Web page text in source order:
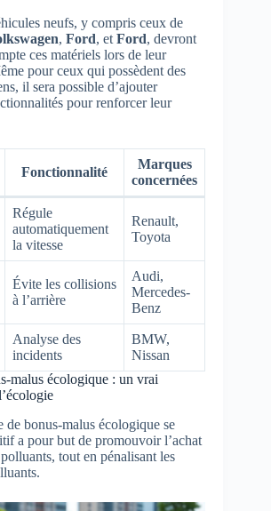
neufs, y compris ceux de
, Ford, et Ford, devront
ces matériels lors de leur
pour ceux qui possèdent des
il sera possible d’ajouter
pour renforcer leur
Fonctionnalité
Marques
concernées
Régule
automatiquement
la vitesse
Renault,
Toyota
Évite les collisions
à l’arrière
Audi,
Mercedes-
Benz
Analyse des
incidents
BMW,
Nissan
malus écologique : un vrai
de bonus-malus écologique se
a pour but de promouvoir l’achat
tout en pénalisant les